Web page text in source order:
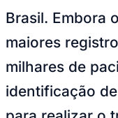
Ceará